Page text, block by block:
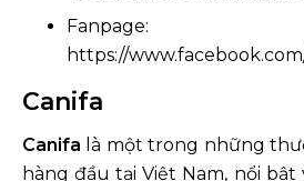
Fanpage:
https://
Canifa
Canifa là một trong những
hàng đầu tại Việt Nam, nổi bật